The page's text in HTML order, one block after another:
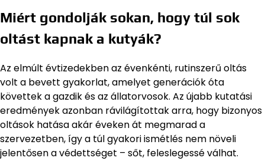
Miért gondolják sokan, hogy túl sok
oltást kapnak a kutyák?
Az elmúlt évtizedekben az évenkénti, rutinszerű oltás
volt a bevett gyakorlat, amelyet generációk óta
követtek a gazdik és az állatorvosok. Az újabb kutatási
eredmények azonban rávilágítottak arra, hogy bizonyos
oltások hatása akár éveken át megmarad a
szervezetben, így a túl gyakori ismétlés nem növeli
jelentősen a védettséget – sőt, feleslegessé válhat.